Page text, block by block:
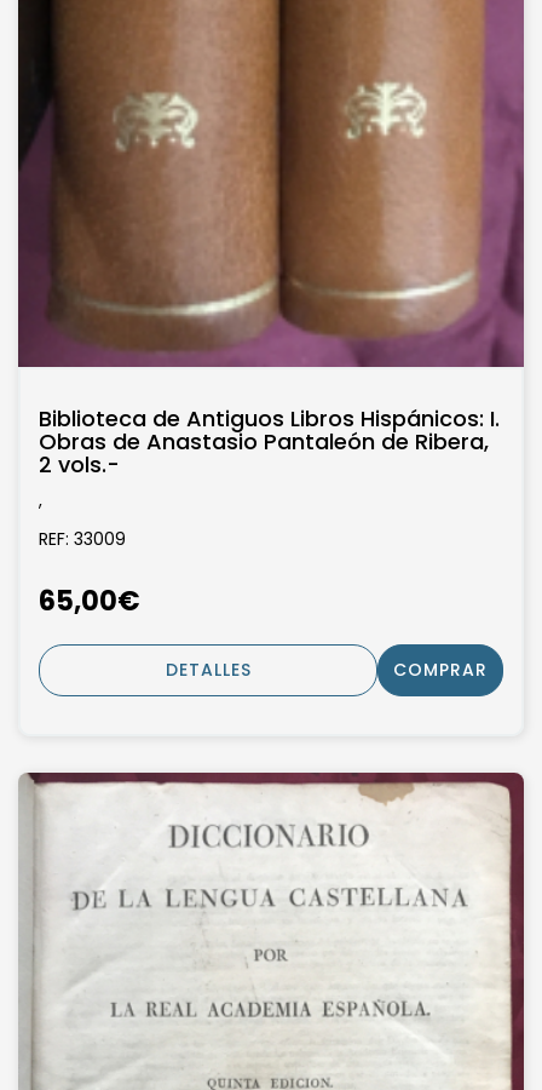
Biblioteca de Antiguos Libros Hispánicos: I.
Obras de Anastasio Pantaleón de Ribera,
2 vols.-
,
REF: 33009
65,00€
DETALLES COMPRAR